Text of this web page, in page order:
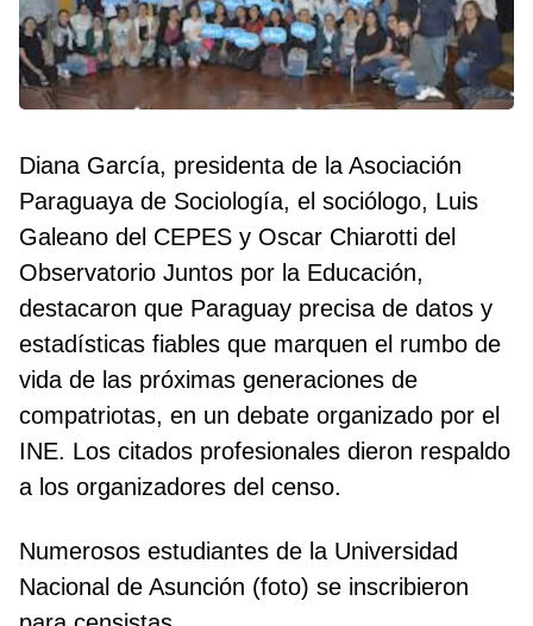
Diana García, presidenta de la Asociación
Paraguaya de Sociología, el sociólogo, Luis
Galeano del CEPES y Oscar Chiarotti del
Observatorio Juntos por la Educación,
destacaron que Paraguay precisa de datos y
estadísticas fiables que marquen el rumbo de
vida de las próximas generaciones de
compatriotas, en un debate organizado por el
INE. Los citados profesionales dieron respaldo
a los organizadores del censo.
Numerosos estudiantes de la Universidad
Nacional de Asunción (foto) se inscribieron